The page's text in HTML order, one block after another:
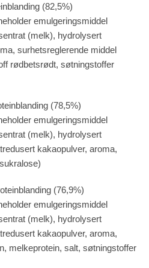
(82,5%)
emulgeringsmiddel
(melk), hydrolysert
surhetsreglerende middel
rødbetsrødt, søtningstoffer
(78,5%)
emulgeringsmiddel
(melk), hydrolysert
kakaopulver, aroma,
(76,9%)
emulgeringsmiddel
(melk), hydrolysert
kakaopulver, aroma,
melkeprotein, salt, søtningstoffer